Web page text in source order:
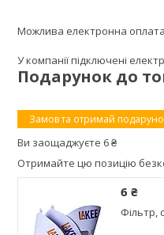
У компанії підключені
Подарунок до
Замов та отримай
Ви заощаджуєте 6 ₴
Отримайте цю позицію
6 ₴
Фільтр,